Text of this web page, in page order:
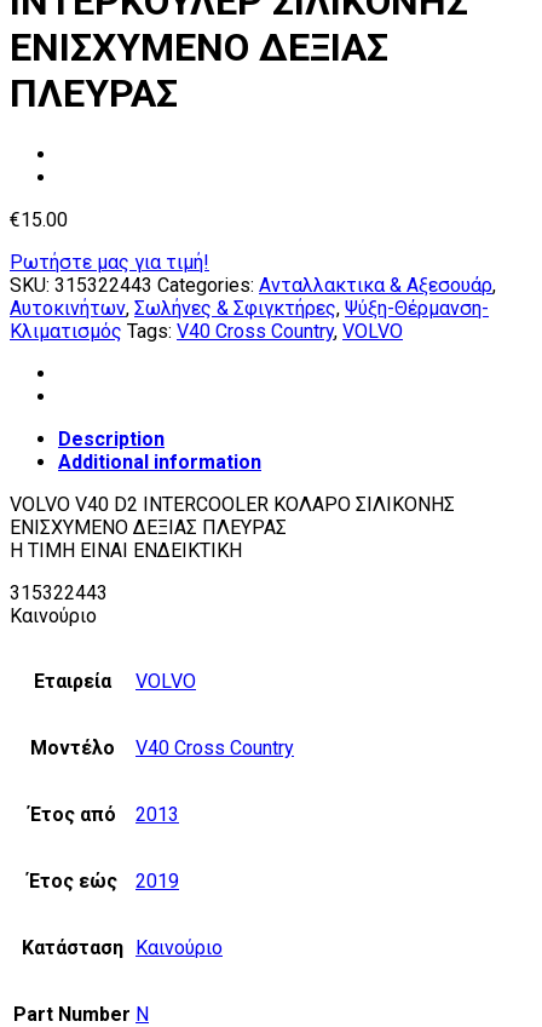
ΕΝΙΣΧΥΜΕΝΟ ΔΕΞΙΑΣ
ΠΛΕΥΡΑΣ
€15.00
Ρωτήστε μας για τιμή!
SKU: 315322443 Categories: Ανταλλακτικα & Αξεσουάρ,
Αυτοκινήτων, Σωλήνες & Σφιγκτήρες, Ψύξη-Θέρμανση-
Κλιματισμός Tags: V40 Cross Country, VOLVO
Description
Additional information
VOLVO V40 D2 INTERCOOLER ΚΟΛΑΡΟ ΣΙΛΙΚΟΝΗΣ
ΕΝΙΣΧΥΜΕΝΟ ΔΕΞΙΑΣ ΠΛΕΥΡΑΣ
H TIMH EINAI ENΔEIKTIKH
315322443
Καινούριο
Εταιρεία VOLVO
Μοντέλο V40 Cross Country
Έτος από 2013
Έτος εώς 2019
Κατάσταση Καινούριο
Part Number N